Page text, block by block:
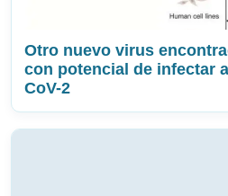
Otro nuevo virus
con potencial de infectar
CoV-2